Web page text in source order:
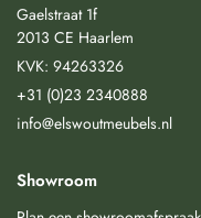
Gaelstraat 1f
2013 CE Haarlem
KVK: 94263326
+31 (0)23 2340888
info@elswoutmeubels.nl
Showroom